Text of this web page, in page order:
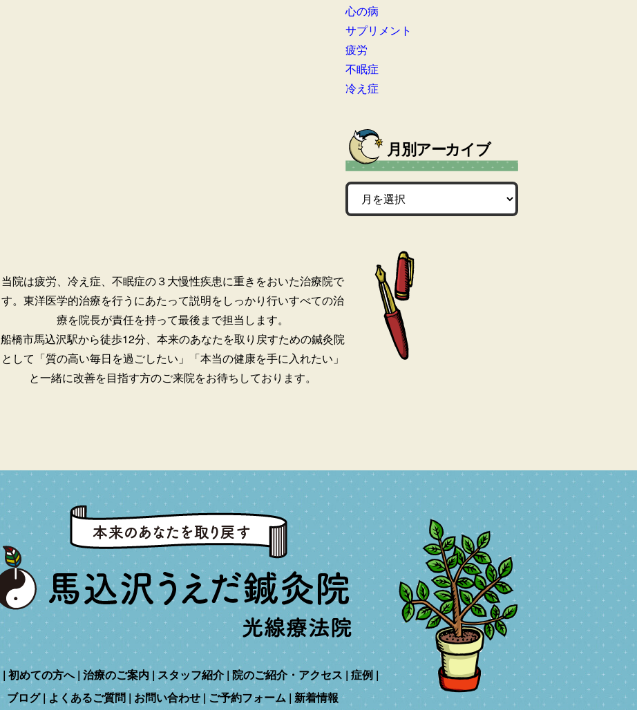
心の病
サプリメント
疲労
不眠症
冷え症
月別アーカイブ
当院は疲労、冷え症、不眠症の３大慢性疾患に重きをおいた治療院で
す。 東洋医学的治療を行うにあたって説明をしっかり行いすべての治
療を院長が責任を持って最後まで担当します。
船橋市馬込沢駅から徒歩12分、本来のあなたを取り戻すための鍼灸院
として「質の高い毎日を過ごしたい」「本当の健康を手に入れたい」
と一緒に改善を目指す方のご来院をお待ちしております。
初めての方へ 治療のご案内 スタッフ紹介 院のご紹介・アクセス 症例
ブログ
よくあるご質問 お問い合わせ ご予約フォーム 新着情報